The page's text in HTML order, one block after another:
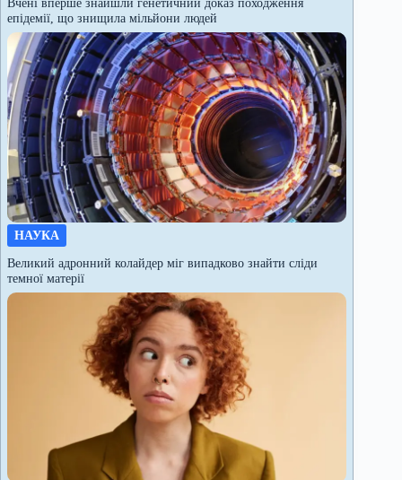
епідемії, що знищила мільйони людей
НАУКА
Великий адронний колайдер міг випадково знайти сліди
темної матерії